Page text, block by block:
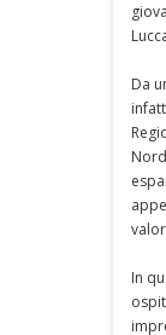
Da
In